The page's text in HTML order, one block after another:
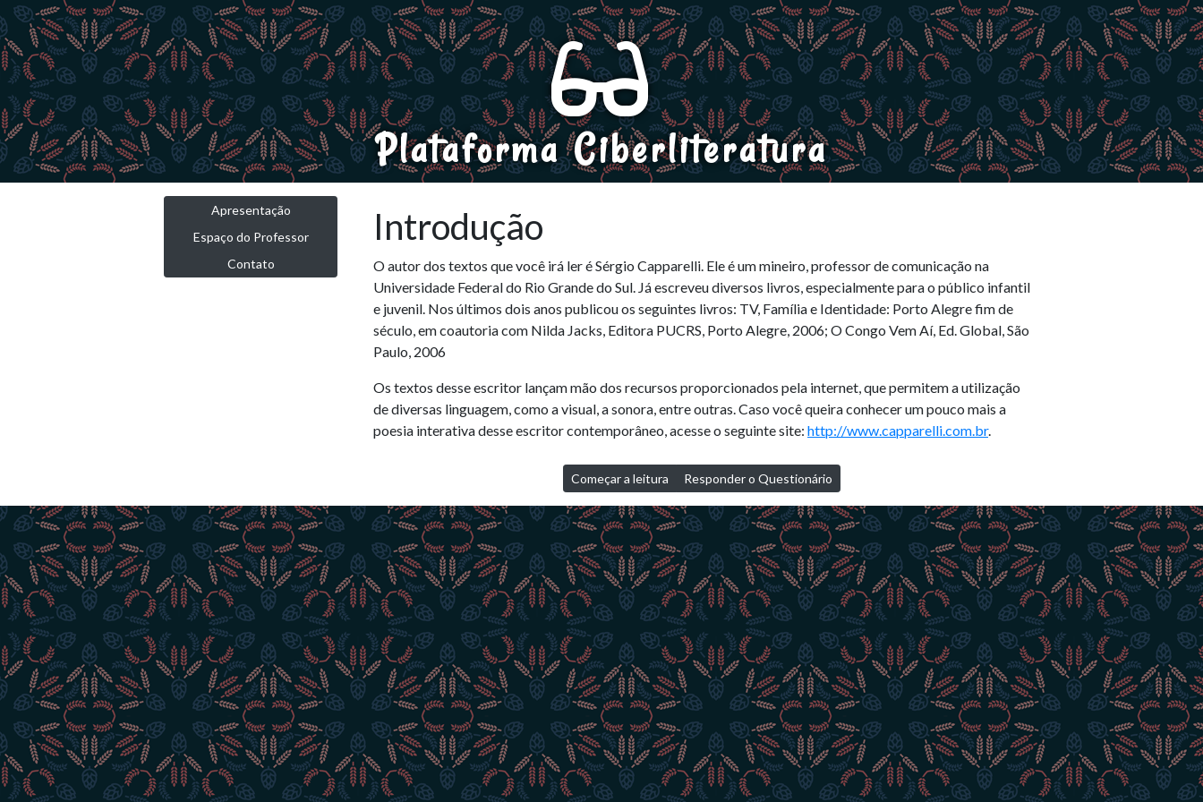
Plataforma Ciberliteratura
Apresentação
Espaço do Professor
Contato
Introdução
O autor dos textos que você irá ler é Sérgio Capparelli. Ele é um mineiro, professor de comunicação na
Universidade Federal do Rio Grande do Sul. Já escreveu diversos livros, especialmente para o público infantil
e juvenil. Nos últimos dois anos publicou os seguintes livros: TV, Família e Identidade: Porto Alegre fim de
século, em coautoria com Nilda Jacks, Editora PUCRS, Porto Alegre, 2006; O Congo Vem Aí, Ed. Global, São
Paulo, 2006
Os textos desse escritor lançam mão dos recursos proporcionados pela internet, que permitem a utilização
de diversas linguagem, como a visual, a sonora, entre outras. Caso você queira conhecer um pouco mais a
poesia interativa desse escritor contemporâneo, acesse o seguinte site: http://www.capparelli.com.br.
Começar a leitura Responder o Questionário